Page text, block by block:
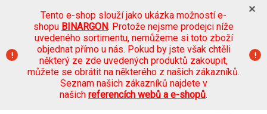
Tento e-shop slouží jako ukázka možností e-
shopu BINARGON. Protože nejsme prodejci níže
uvedeného sortimentu, nemůžeme si toto zboží
objednat přímo u nás. Pokud by jste však chtěli
některý ze zde uvedených produktů zakoupit,
můžete se obrátit na některého z našich zákazníků.
Seznam našich zákazníků najdete v
našich referencích webů a e-shopů.